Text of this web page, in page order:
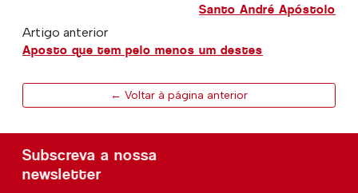
Santo André Apóstolo
Artigo anterior
Aposto que tem pelo menos um destes
← Voltar à página anterior
Subscreva a nossa
newsletter